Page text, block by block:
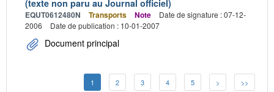
(texte non paru au Journal officiel)
EQUT0612480N Transports Note
Date de signature : 07-12-
2006
Date de publication : 10-01-2007
Document principal
1 2 3 4 5 > >>